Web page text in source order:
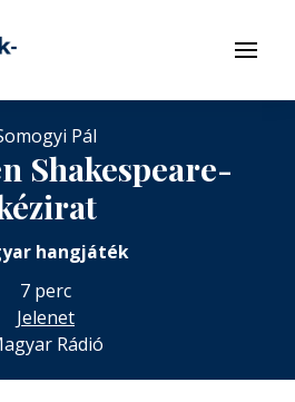
Menü
Pál
Shakespeare-
hangjáték
7 perc
Jelenet
Rádió